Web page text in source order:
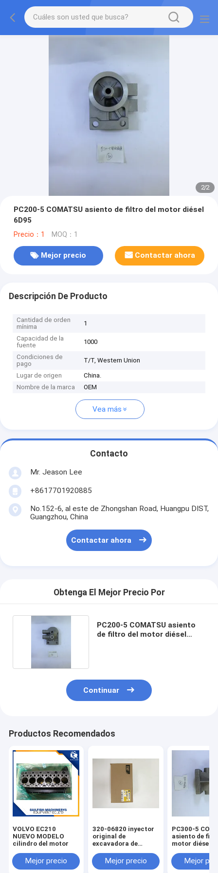
2/2
PC200-5 COMATSU asiento de filtro del motor diésel
6D95
Precio：1 MOQ：1
Mejor precio Contactar ahora
Descripción De Producto
Cantidad de orden
mínima
1
Capacidad de la
fuente
1000
Condiciones de
pago
T/T, Western Union
Lugar de origen
China.
Nombre de la marca
OEM
Vea más
Contacto
Mr. Jeason Lee
+8617701920885
No.152-6, al este de Zhongshan Road, Huangpu DIST,
Guangzhou, China
Contactar ahora
Obtenga El Mejor Precio Por
PC200-5 COMATSU asiento
de filtro del motor diésel
Continuar
Productos Recomendados
VOLVO EC210
NUEVO MODELO
cilindro del motor
Mejor precio
320-06820 inyector
original de
excavadora de
Mejor precio
PC300-5
asiento de
motor diésel
Mejor